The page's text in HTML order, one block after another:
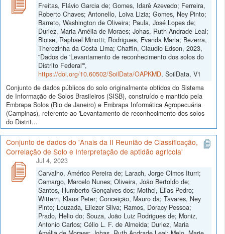
Freitas, Flávio Garcia de; Gomes, Idarê Azevedo; Ferreira,
Roberto Chaves; Antonello, Loiva Lizia; Gomes, Ney Pinto;
Barreto, Washington de Oliveira; Paula, José Lopes de;
Duriez, Maria Amélia de Moraes; Johas, Ruth Andrade Leal;
Bloise, Raphael Minotti; Rodrigues, Evanda Maria; Bezerra,
Therezinha da Costa Lima; Chaffin, Claudio Edson, 2023,
"Dados de 'Levantamento de reconhecimento dos solos do
Distrito Federal'",
https://doi.org/10.60502/SoilData/OAPKMD, SoilData, V1
Conjunto de dados públicos do solo originalmente obtidos do Sistema
de Informação de Solos Brasileiros (SISB), construído e mantido pela
Embrapa Solos (Rio de Janeiro) e Embrapa Informática Agropecuária
(Campinas), referente ao 'Levantamento de reconhecimento dos solos
do Distrit...
Conjunto de dados do 'Anais da II Reunião de Classificação,
Correlação de Solo e Interpretação de aptidão agrícola'
Jul 4, 2023
Carvalho, Américo Pereira de; Larach, Jorge Olmos Iturri;
Camargo, Marcelo Nunes; Oliveira, João Bertoldo de;
Santos, Humberto Gonçalves dos; Mothci, Elias Pedro;
Wittern, Klaus Peter; Conceição, Mauro da; Tavares, Ney
Pinto; Louzada, Eliezer Silva; Ramos, Doracy Pessoa;
Prado, Helio do; Souza, João Luiz Rodrigues de; Moniz,
Antonio Carlos; Célio L. F. de Almeida; Duriez, Maria